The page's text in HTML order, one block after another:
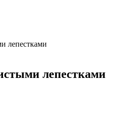
лепестками
лепестками